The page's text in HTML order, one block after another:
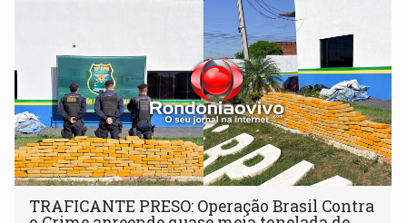
TRAFICANTE PRESO: Operação Brasil Contra